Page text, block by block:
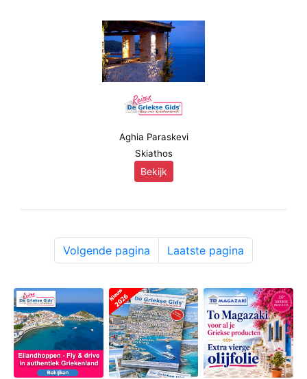
Aghia Paraskevi
Skiathos
Bekijk
Volgende pagina Laatste pagina